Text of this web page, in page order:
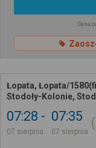
Cena
Łopata, Łopata/
Stodoły-Kolonie,
07:28
07 sierpnia
07:35
07 sierpnia